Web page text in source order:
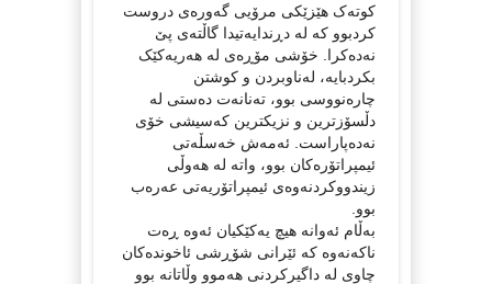
کوتەک هێزێکی مرۆیی گەورەی دروست
کردبوو کە لە دڕندایەتیدا گاڵتەی پێ
نەدەکرا. خۆشی مۆڕەی لە هەریەکێک
بکردبایە، لەناوبردن و کوشتن
چارەنووسی بوو، تەنانەت دەستی لە
دڵسۆزترین و نزیکترین کەسیشی خۆی
نەدەپاراست. ئەمەش خەسڵەتی
ئیمپراتۆرەکان بوو، واتە لە هەوڵی
زیندووکردنەوەی ئیمپراتۆریەتی عەرەب
بوو.
بەڵام ئەوانە هیچ یەکێکیان ئەوە ڕەت
ناکەنەوە کە ئێرانی شۆڕشی ئاخوندەکان
چاوی لە داگیرکردنی هەموو وڵاتانە بوو